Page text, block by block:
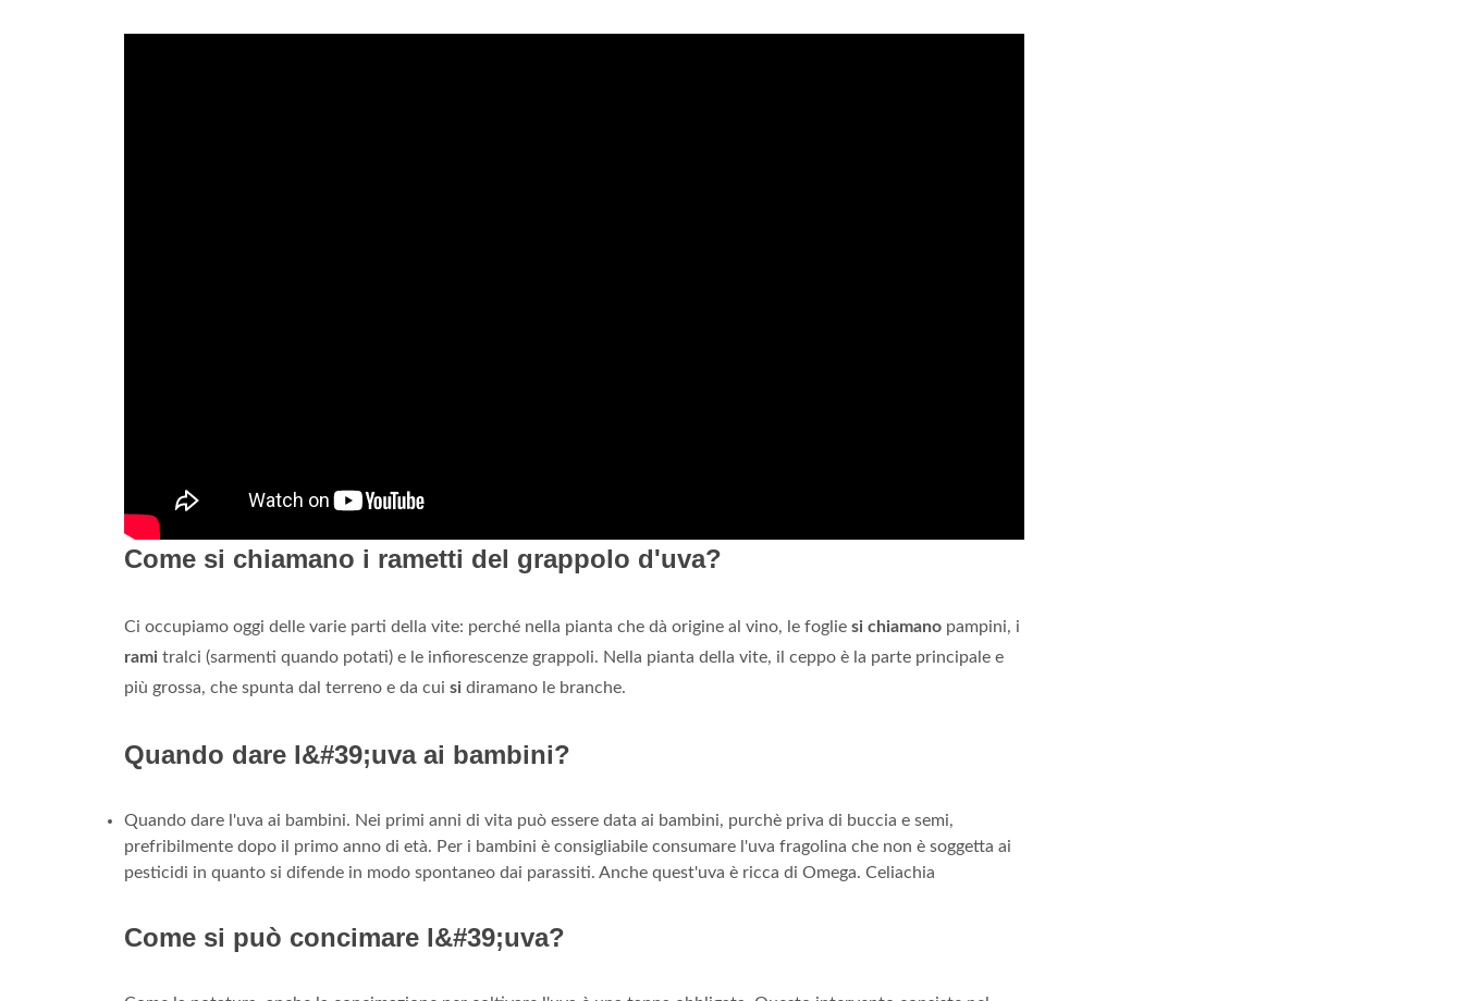
Come si chiamano i rametti del grappolo d'uva?
Ci occupiamo oggi delle varie parti della vite: perché nella pianta che dà origine al vino, le foglie si chiamano pampini, i
rami tralci (sarmenti quando potati) e le infiorescenze grappoli. Nella pianta della vite, il ceppo è la parte principale e
più grossa, che spunta dal terreno e da cui si diramano le branche.
Quando dare l&#39;uva ai bambini?
Quando dare l'uva ai bambini. Nei primi anni di vita può essere data ai bambini, purchè priva di buccia e semi,
prefribilmente dopo il primo anno di età. Per i bambini è consigliabile consumare l'uva fragolina che non è soggetta ai
pesticidi in quanto si difende in modo spontaneo dai parassiti. Anche quest'uva è ricca di Omega. Celiachia
Come si può concimare l&#39;uva?